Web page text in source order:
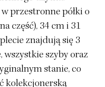
przestronne półki o
część), 34 cm i 31
znajdują się 3
wszystkie szyby oraz
stanie, co
kolekcjonerską